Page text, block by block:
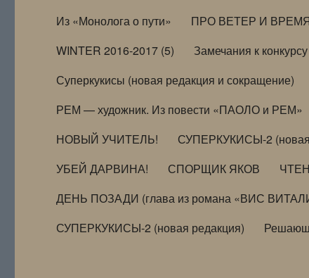
Из «Монолога о пути»
ПРО ВЕТЕР И ВРЕМЯ
WINTER 2016-2017 (5)
Замечания к
Суперкукисы (новая редакция и сокращение)
РЕМ — художник. Из повести «ПАОЛО и РЕМ»
НОВЫЙ УЧИТЕЛЬ!
СУПЕРКУКИСЫ-2 (новая
УБЕЙ ДАРВИНА!
СПОРЩИК ЯКОВ
ДЕНЬ ПОЗАДИ (глава из романа «ВИС
СУПЕРКУКИСЫ-2 (новая редакция)